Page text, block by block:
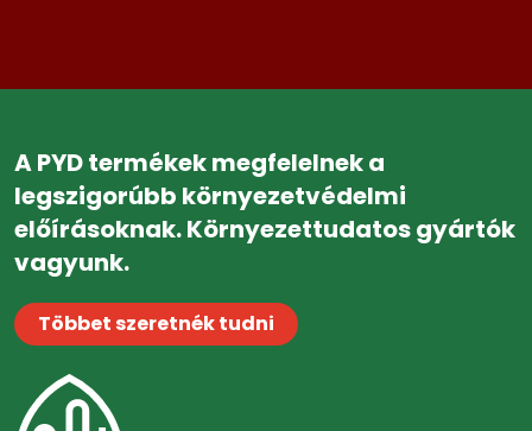
A PYD termékek megfelelnek a
legszigorúbb környezetvédelmi
előírásoknak. Környezettudatos gyártók
vagyunk.
Többet szeretnék tudni